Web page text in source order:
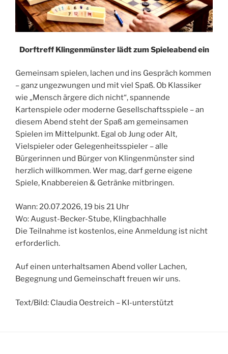
Dorftreff Klingenmünster lädt zum Spieleabend ein
Gemeinsam spielen, lachen und ins Gespräch kommen
– ganz ungezwungen und mit viel Spaß. Ob Klassiker
wie „Mensch ärgere dich nicht“, spannende
Kartenspiele oder moderne Gesellschaftsspiele – an
diesem Abend steht der Spaß am gemeinsamen
Spielen im Mittelpunkt. Egal ob Jung oder Alt,
Vielspieler oder Gelegenheitsspieler – alle
Bürgerinnen und Bürger von Klingenmünster sind
herzlich willkommen. Wer mag, darf gerne eigene
Spiele, Knabbereien & Getränke mitbringen.
Wann: 20.07.2026, 19 bis 21 Uhr
Wo: August-Becker-Stube, Klingbachhalle
Die Teilnahme ist kostenlos, eine Anmeldung ist nicht
erforderlich.
Auf einen unterhaltsamen Abend voller Lachen,
Begegnung und Gemeinschaft freuen wir uns.
Text/Bild: Claudia Oestreich – KI-unterstützt